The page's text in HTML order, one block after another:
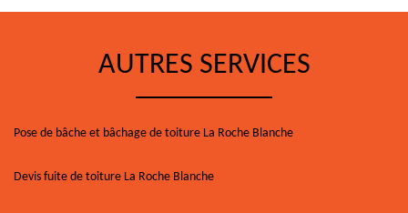
AUTRES SERVICES
Pose de bâche et bâchage de toiture La Roche Blanche
Devis fuite de toiture La Roche Blanche